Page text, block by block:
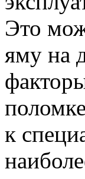
Это
яму на
к